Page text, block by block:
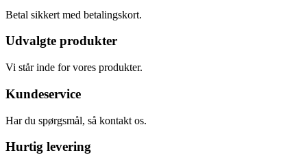
Betal sikkert med betalingskort.
Udvalgte produkter
Vi står inde for vores produkter.
Kundeservice
Har du spørgsmål, så kontakt os.
Hurtig levering